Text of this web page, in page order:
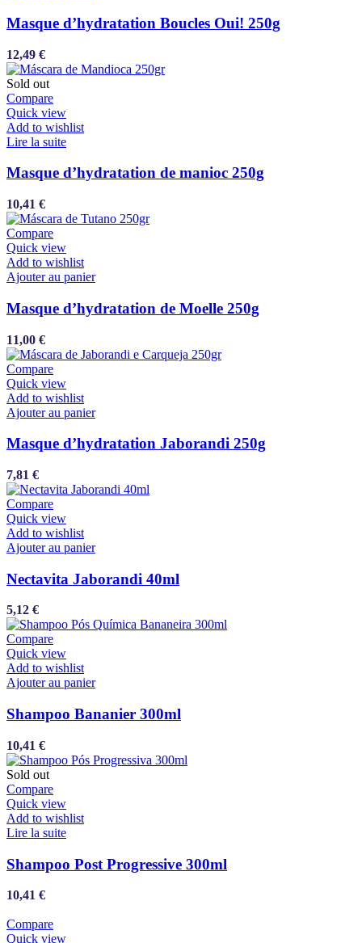
Masque d’hydratation Boucles Oui! 250g
12,49 €
Sold out
Compare
Quick view
Add to wishlist
Lire la suite
Masque d’hydratation de manioc 250g
10,41 €
Compare
Quick view
Add to wishlist
Ajouter au panier
Masque d’hydratation de Moelle 250g
11,00 €
Compare
Quick view
Add to wishlist
Ajouter au panier
Masque d’hydratation Jaborandi 250g
7,81 €
Compare
Quick view
Add to wishlist
Ajouter au panier
Nectavita Jaborandi 40ml
5,12 €
Compare
Quick view
Add to wishlist
Ajouter au panier
Shampoo Bananier 300ml
10,41 €
Sold out
Compare
Quick view
Add to wishlist
Lire la suite
Shampoo Post Progressive 300ml
10,41 €
Compare
Quick view